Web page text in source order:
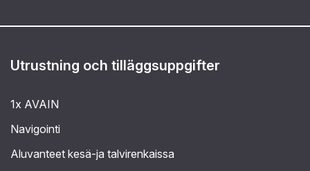
Utrustning och tilläggsuppgifter
1x AVAIN
Navigointi
Aluvanteet kesä-ja talvirenkaissa